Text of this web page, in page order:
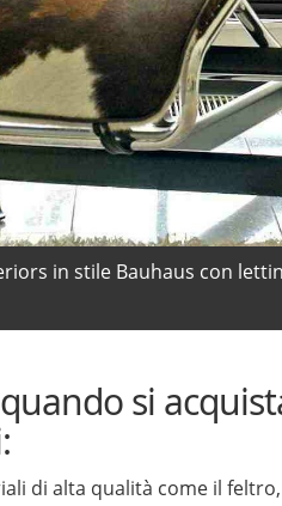
in stile Bauhaus con
si
di alta qualità come il